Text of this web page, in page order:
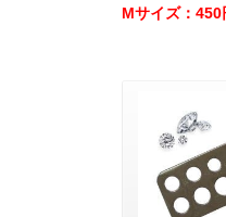
Mサイズ：450